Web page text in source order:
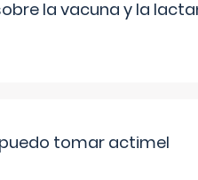
la vacuna y la
tomar actimel